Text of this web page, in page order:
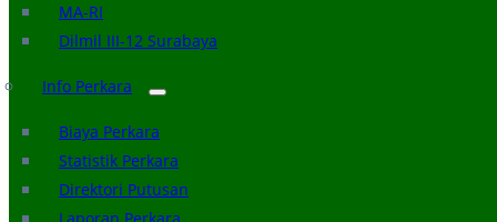
MA-RI
Dilmil III-12 Surabaya
Info Perkara
Biaya Perkara
Statistik Perkara
Direktori Putusan